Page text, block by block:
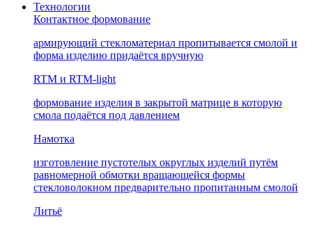
Технологии
Контактное формование
армирующий стекломатериал пропитывается смолой и
форма изделию придаётся вручную
RTM и RTM-light
формование изделия в закрытой матрице в которую
смола подаётся под давлением
Намотка
изготовление пустотелых округлых изделий путём
равномерной обмотки вращающейся формы
стекловолокном предварительно пропитанным смолой
Литьё